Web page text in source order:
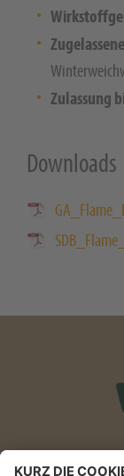
Zulassung
Downloads